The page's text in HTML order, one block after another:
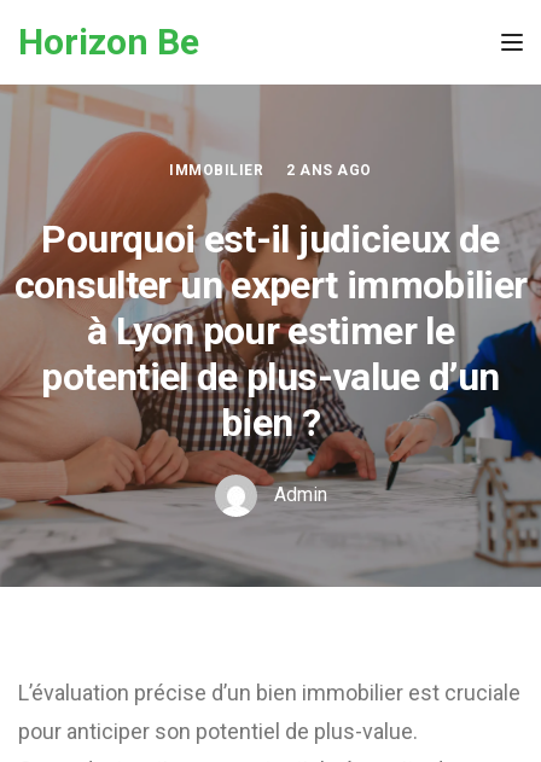
Horizon Be
IMMOBILIER 2 ANS AGO
Pourquoi est-il judicieux de
consulter un expert immobilier
à Lyon pour estimer le
potentiel de plus-value d’un
bien ?
Admin
L’évaluation précise d’un bien immobilier est cruciale
pour anticiper son potentiel de plus-value.